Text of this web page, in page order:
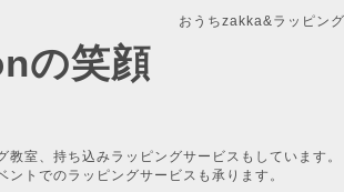
おうちzakka&ラッピ
の笑顔
室、持ち込みラッピングサービスもしています
トでのラッピングサービスも承ります。